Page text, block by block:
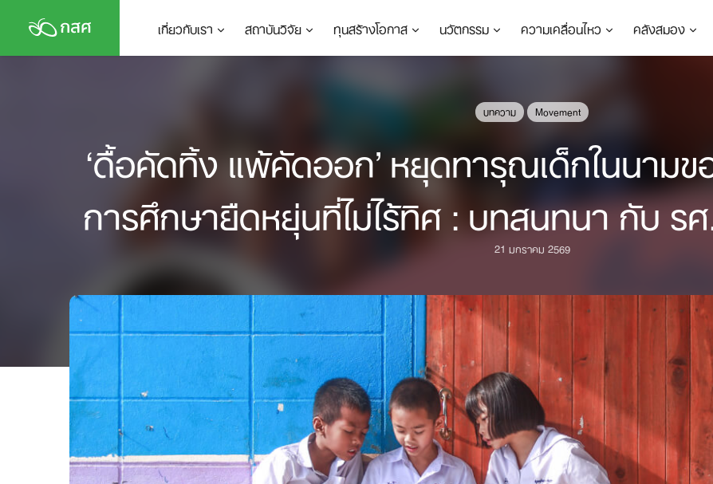
content
เกี่ยวกับเรา สถาบันวิจัย ทุนสร้างโอกาส นวัตกรรม ความเคลื่อนไหว คลังสมอง
บทความ Movement
‘ดื้อคัดทิ้ง แพ้คัดออก’ หยุดทารุณเด็กในนามข
การศึกษายืดหยุ่นที่ไม่ไร้ทิศ : บทสนทนา กับ ร
21 มกราคม 2569